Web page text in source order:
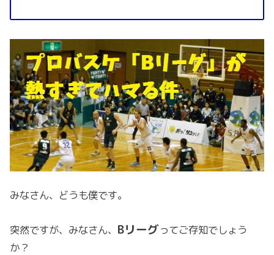
みなさん、どうも僕です。
突然ですが、みなさん、 Bリーグってご存知でしょう
か？